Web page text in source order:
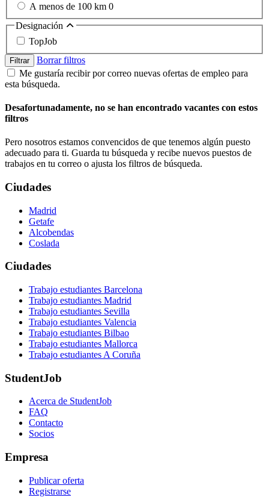
A menos de 100 km 0
Designación
TopJob
Filtrar
Borrar filtros
Me gustaría recibir por correo nuevas ofertas de empleo para
esta búsqueda.
Desafortunadamente, no se han encontrado vacantes con estos
filtros
Pero nosotros estamos convencidos de que tenemos algún puesto
adecuado para ti. Guarda tu búsqueda y recibe nuevos puestos de
trabajos en tu correo o ajusta los filtros de búsqueda.
Ciudades
Madrid
Getafe
Alcobendas
Coslada
Ciudades
Trabajo estudiantes Barcelona
Trabajo estudiantes Madrid
Trabajo estudiantes Sevilla
Trabajo estudiantes Valencia
Trabajo estudiantes Bilbao
Trabajo estudiantes Mallorca
Trabajo estudiantes A Coruña
StudentJob
Acerca de StudentJob
FAQ
Contacto
Socios
Empresa
Publicar oferta
Registrarse